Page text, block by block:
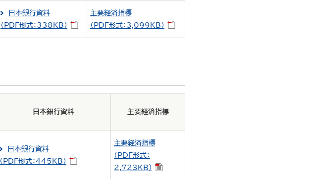
日本銀行資料
（PDF形式：338KB）
主要経済指標
（PDF形式：3,099KB）
日本銀行資料 主要経済指標
日本銀行資料
（PDF形式：445KB）
主要経済指標
（PDF形式：
2,723KB）